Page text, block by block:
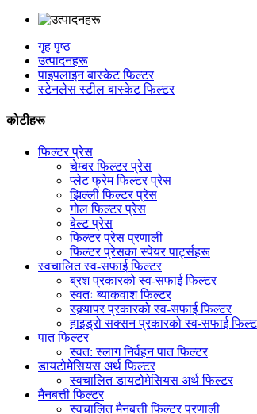
गृह पृष्ठ
उत्पादनहरू
पाइपलाइन बास्केट फिल्टर
स्टेनलेस स्टील बास्केट फिल्टर
कोटीहरू
फिल्टर प्रेस
चेम्बर फिल्टर प्रेस
प्लेट फ्रेम फिल्टर प्रेस
झिल्ली फिल्टर प्रेस
गोल फिल्टर प्रेस
बेल्ट प्रेस
फिल्टर प्रेस प्रणाली
फिल्टर प्रेसका स्पेयर पार्ट्सहरू
स्वचालित स्व-सफाई फिल्टर
ब्रश प्रकारको स्व-सफाई फिल्टर
स्वतः ब्याकवाश फिल्टर
स्क्र्यापर प्रकारको स्व-सफाई फिल्टर
हाइड्रो सक्सन प्रकारको स्व-सफाई
पात फिल्टर
स्वत: स्लाग निर्वहन पात फिल्टर
डायटोमेसियस अर्थ फिल्टर
स्वचालित डायटोमेसियस अर्थ फिल्टर
मैनबत्ती फिल्टर
स्वचालित मैनबत्ती फिल्टर प्रणाली